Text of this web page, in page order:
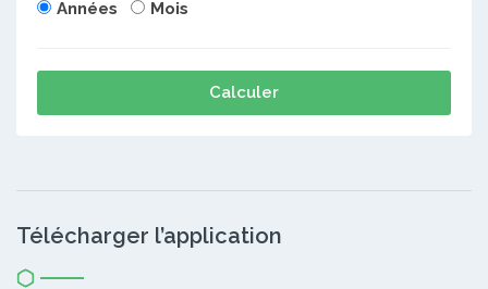
Années Mois
Calculer
Télécharger l’application